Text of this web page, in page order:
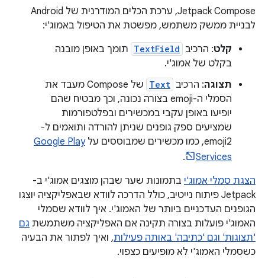
Jetpack Compose, ערכת הכלים המודרנית של Android
לבניית ממשק משתמש, מפשטת את הטיפול באמוג'י:
קלט: הרכיב TextField תומך באופן מובנה
בקלט של אמוג'י.
תצוגה: הרכיב Text
של Compose מעבד את
הסמלי ה-emoji בצורה נכונה, וכך מבטיח שהם
יופיעו באופן עקבי במכשירים ובפלטפורמות
שמציעים ספק גופנים שניתן להורדה ותואמים ל-
emoji2, כמו מכשירים שמבוססים על
Google Play
Services
.
הצגת סמלי אמוג'י בתמונות שער שבהן מוצגים אמוג'י ב-
Jetpack פיתוח נייטיב, כולל הדרכה לוודא שבאפליקציה יוצגו
הגופנים העדכניים ביותר של האמוג'י. איך לוודא שסמלי
האמוג'י פועלות בצורה תקינה אם האפליקציה משתמשת גם
'תצוגות' וגם 'כתיבה' באותה פעילות, ואיך לפתור את הבעיה
כשסמלי האמוג'י לא מופיעים כצפוי.